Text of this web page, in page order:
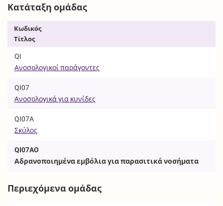
Κατάταξη ομάδας
Κωδικός
Τίτλος
QI
Ανοσολογικοί παράγοντες
QI07
Ανοσολογικά για κυνίδες
QI07A
Σκύλος
QI07AO
Αδρανοποιημένα εμβόλια για παρασιτικά νοσήματα
Περιεχόμενα ομάδας